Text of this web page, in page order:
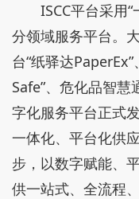
ISCC平台采用
分领域服务平台。
台“纸驿达
Safe”、危化品智慧
字化服务平台正式
一体化、平台化供
步，以数字赋能、
供一站式、全流程